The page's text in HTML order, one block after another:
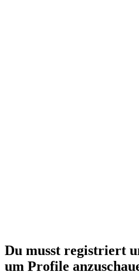
Du musst registriert
um Profile